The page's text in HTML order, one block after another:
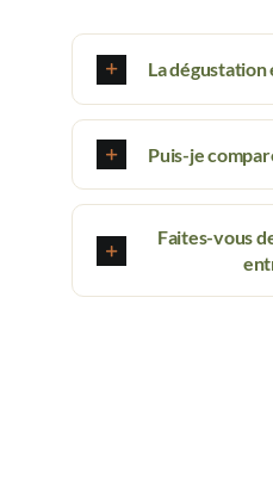
La dégustation
Puis-je
Faites-vous